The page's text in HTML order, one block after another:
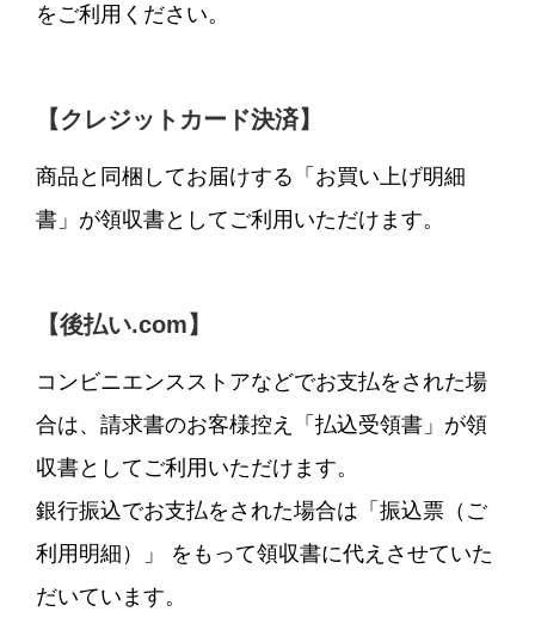
をご利用ください。
【クレジットカード決済】
商品と同梱してお届けする「お買い上げ明細
書」が領収書としてご利用いただけます。
【後払い.com】
コンビニエンスストアなどでお支払をされた場
合は、請求書のお客様控え「払込受領書」が領
収書としてご利用いただけます。
銀行振込でお支払をされた場合は「振込票（ご
利用明細）」 をもって領収書に代えさせていた
だいています。